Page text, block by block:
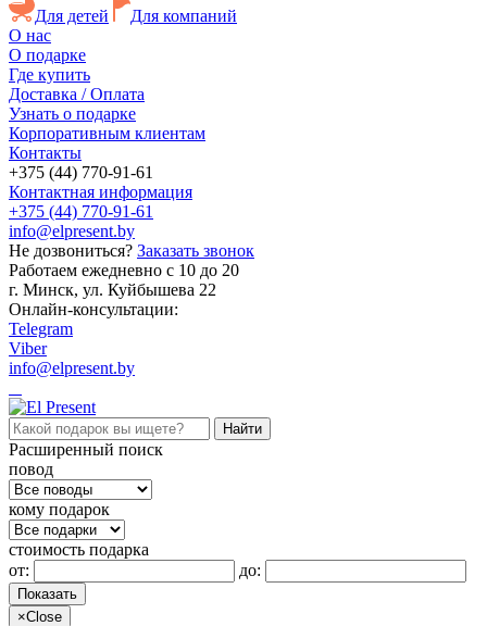
Для детей
Для компаний
О нас
О подарке
Где купить
Доставка / Оплата
Узнать о подарке
Корпоративным клиентам
Контакты
+375 (44) 770-91-61
Контактная информация
+375 (44) 770-91-61
info@elpresent.by
Не дозвониться? Заказать звонок
Работаем ежедневно c 10 до 20
г. Минск, ул. Куйбышева 22
Онлайн-консультации:
Telegram
Viber
info@elpresent.by
Расширенный поиск
повод
кому подарок
стоимость подарка
от:
до:
Показать
×Close